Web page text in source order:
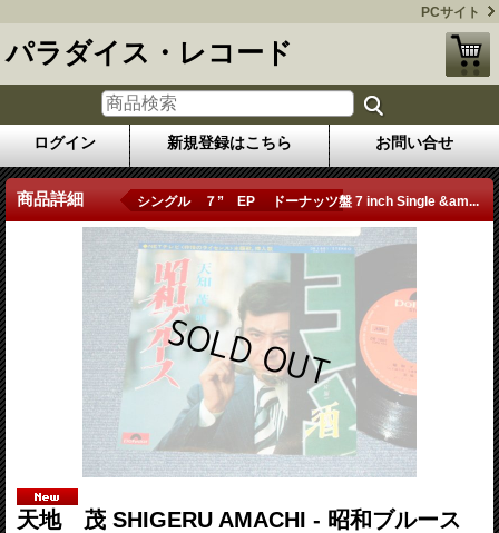
PCサイト
パラダイス・レコード
ログイン 新規登録はこちら お問い合せ
商品詳細 シングル ７” EP ドーナッツ盤 7 inch Single &am...
天地 茂 SHIGERU AMACHI - 昭和ブルース